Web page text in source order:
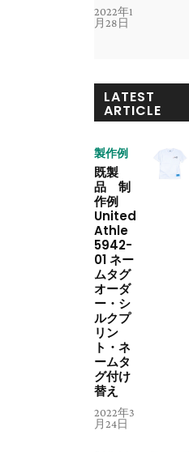
2022年1
月28日
LATEST
ARTICLE
製作例
既製
品 制
作例
United
Athle
5942-
01 ネー
ムタグ
オーダ
ー・シ
ルクプ
リン
ト・ネ
ームタ
グ付け
替え
2022年3
月24日